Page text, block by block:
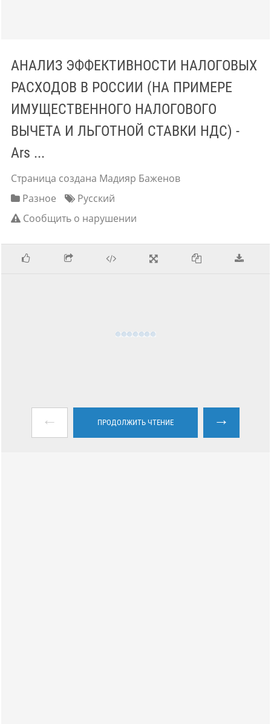
АНАЛИЗ ЭФФЕКТИВНОСТИ НАЛОГОВЫХ
РАСХОДОВ В РОССИИ (НА ПРИМЕРЕ
ИМУЩЕСТВЕННОГО НАЛОГОВОГО
ВЫЧЕТА И ЛЬГОТНОЙ СТАВКИ НДС) -
Ars ...
Страница создана Мадияр Баженов
Разное
Русский
Сообщить о нарушении
← ПРОДОЛЖИТЬ ЧТЕНИЕ →